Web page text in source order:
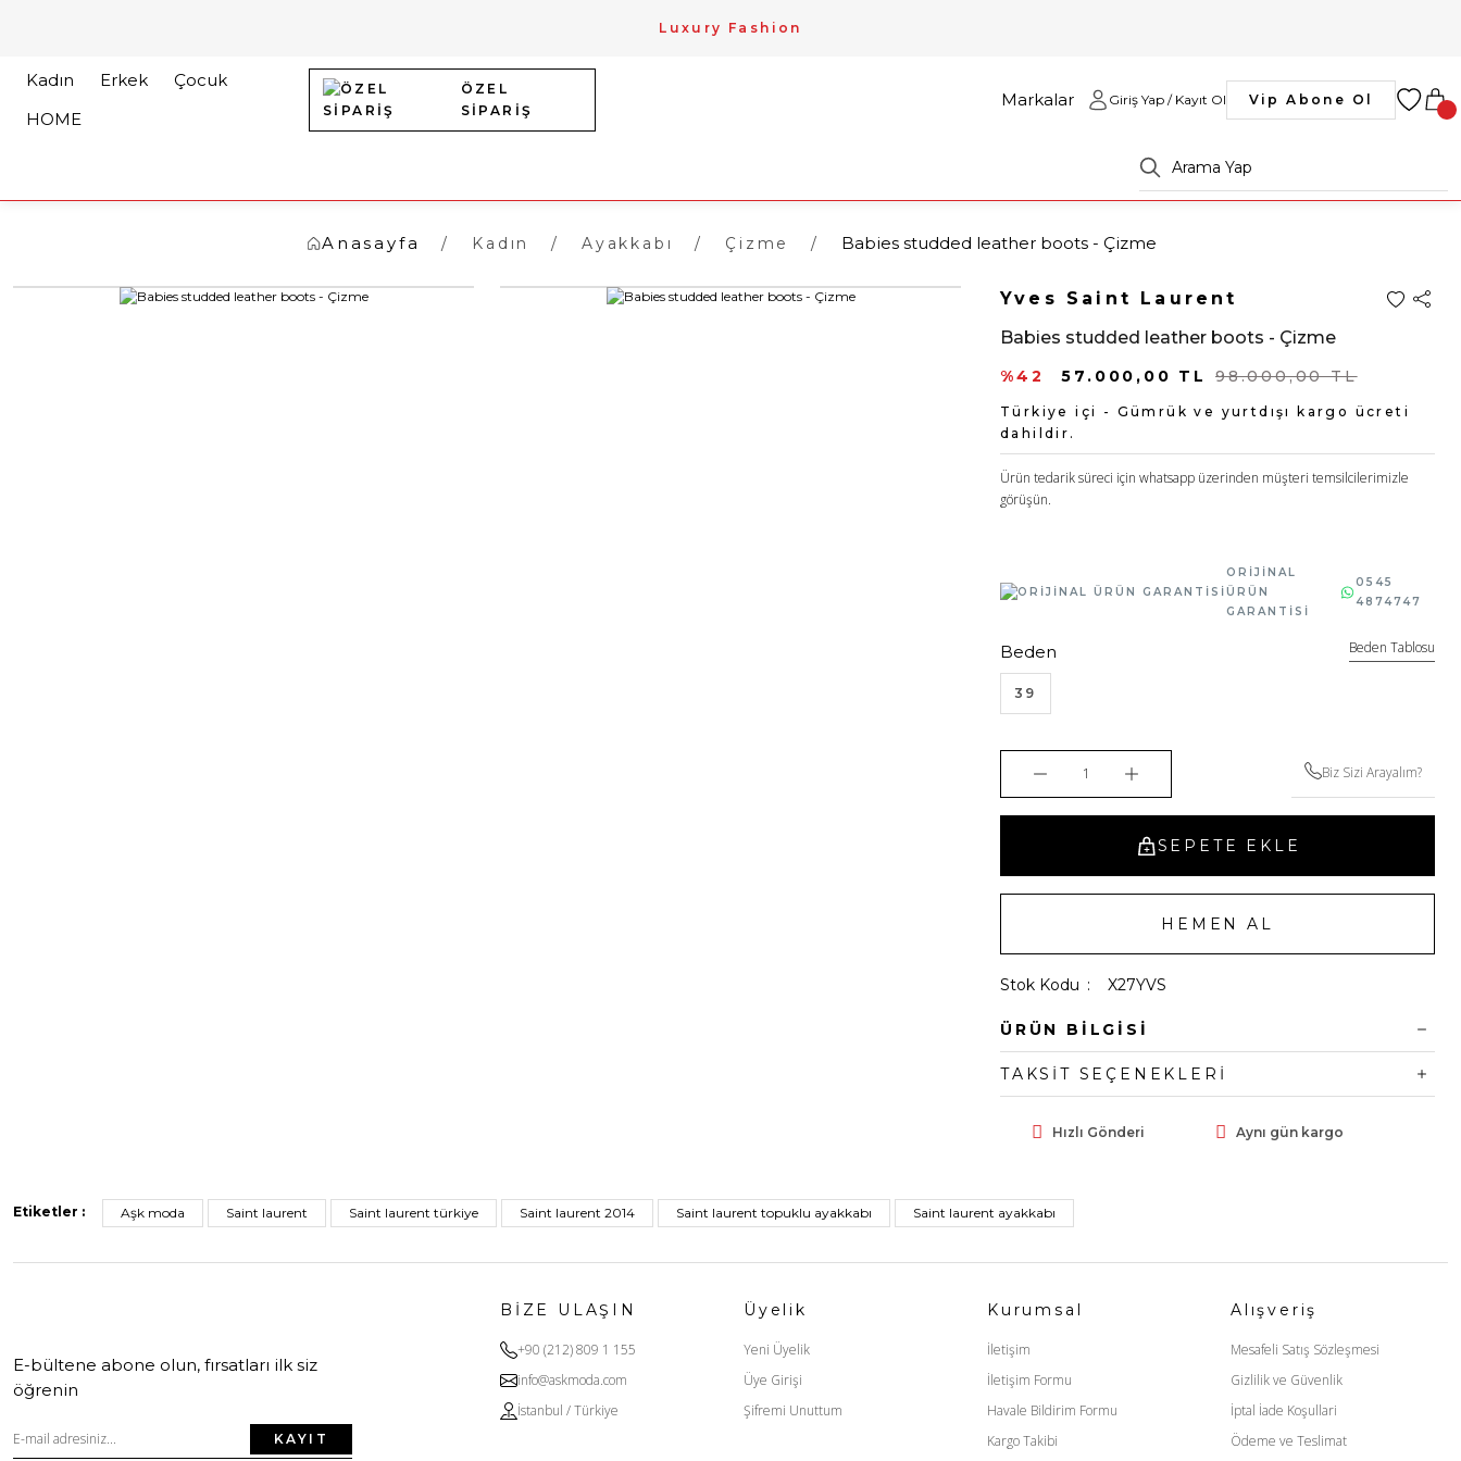
Luxury Fashion
Kadın Erkek
Çocuk
HOME
ÖZEL
SİPARİŞ
Markalar Giriş Yap / Kayıt Ol Vip Abone Ol
Anasayfa Kadın Ayakkabı Çizme Babies studded leather boots - Çizme
Yves Saint Laurent
Babies studded leather boots - Çizme
%42 57.000,00 TL 98.000,00 TL
Türkiye içi - Gümrük ve yurtdışı kargo ücreti
dahildir.
Ürün tedarik süreci için whatsapp üzerinden müşteri temsilcilerimizle
görüşün.
ORİJİNAL
ÜRÜN
GARANTİSİ
0545
4874747
Beden
39
Beden Tablosu
Biz Sizi Arayalım?
SEPETE EKLE
HEMEN AL
Stok Kodu X27YVS
ÜRÜN BILGISI
TAKSIT SEÇENEKLERI
Hızlı Gönderi Aynı gün kargo
Etiketler : Aşk moda Saint laurent Saint laurent türkiye Saint laurent 2014 Saint laurent topuklu ayakkabı Saint laurent ayakkabı
E-bültene abone olun, fırsatları ilk siz
öğrenin
KAYIT
BİZE ULAŞIN
+90 (212) 809 1 155
info@askmoda.com
İstanbul / Türkiye
Üyelik
Yeni Üyelik
Üye Girişi
Şifremi Unuttum
Kurumsal
İletişim
İletişim Formu
Havale Bildirim Formu
Kargo Takibi
Alışveriş
Mesafeli Satış Sözleşmesi
Gizlilik ve Güvenlik
İptal İade Koşullari
Ödeme ve Teslimat